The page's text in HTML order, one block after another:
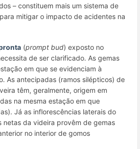
– constituem mais um sistema de
mitigar o impacto de acidentes na
(prompt bud) exposto no
de ser clarificado. As gemas
em que se evidenciam à
As antecipadas (ramos silépticos) de
têm, geralmente, origem em
na mesma estação em que
Já as inflorescências laterais do
netas da videira provêm de gemas
no interior de gomos